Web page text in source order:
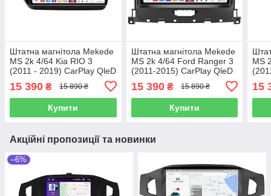
Штатна магнітола Mekede
MS 2k 4/64 Kia RIO 3
(2011 - 2019) CarPlay QleD
15 390 ₴ 15 890 ₴
Купити
Штатна магнітола Mekede
MS 2k 4/64 Ford Ranger 3
(2011-2015) CarPlay QleD
15 390₴ 15 890 ₴
Купити
MS
15
Акційні пропозиції та новинки
–6%